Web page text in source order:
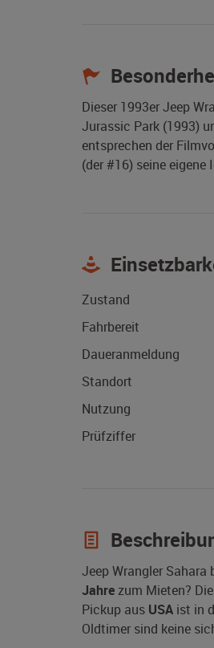
Dieser 1993er Jeep
Jurassic Park (1993)
entsprechen der
(der #16) seine eigene
Zustand
Fahrbereit
Daueranmeldung
Standort
Nutzung
Prüfziffer
Jeep Wrangler
Jahrezum Mieten?
Pickup aus USA ist in
Oldtimer sind keine